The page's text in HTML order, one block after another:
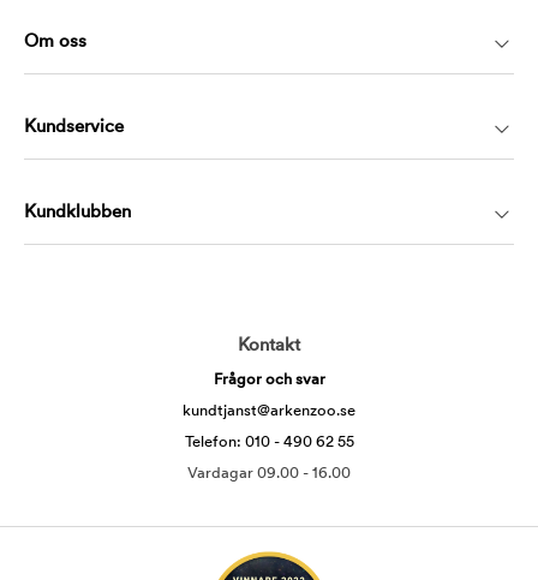
Om oss
Kundservice
Kundklubben
Kontakt
Frågor och svar
kundtjanst@arkenzoo.se
Telefon: 010 - 490 62 55
Vardagar 09.00 - 16.00